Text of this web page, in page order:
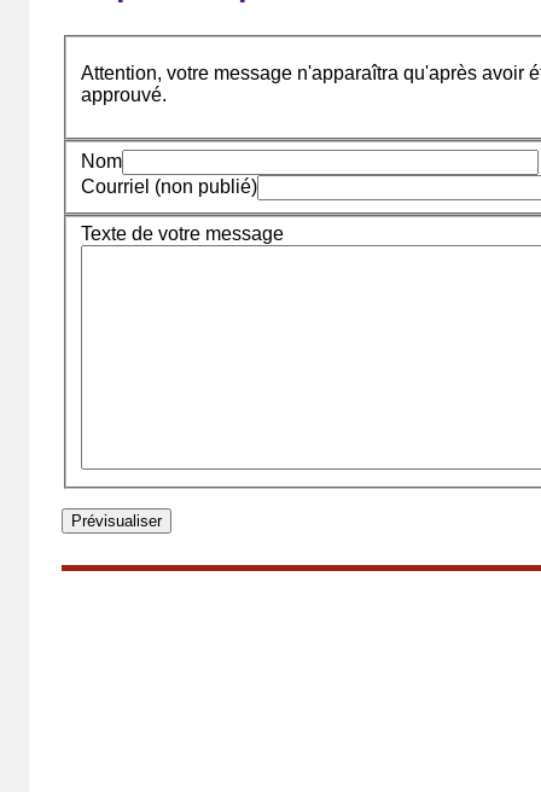
Attention, votre message n'apparaîtra qu'après avoir
approuvé.
Nom
Courriel (non publié)
Texte de votre message